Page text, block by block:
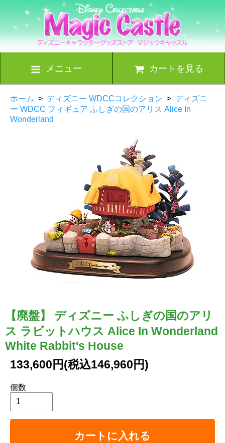
メニュー カートを見る
ホーム > ディズニー WDCCコレクション > ディズニ
ー WDCC フィギュア ふしぎの国のアリス Alice In
Wonderland
【廃盤】 ディズニー ふしぎの国のアリ
ス ラビットハウス Alice In Wonderland
White Rabbit's House
133,600円(税込146,960円)
個数
カートに入れる